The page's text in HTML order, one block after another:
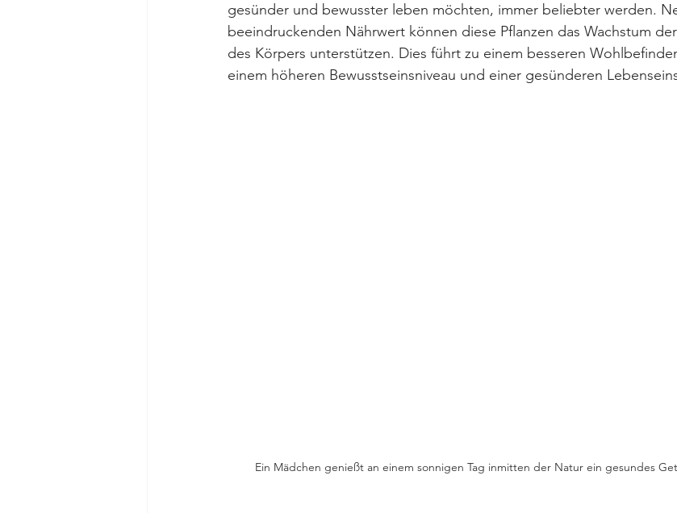
gesünder und bewusster leben möchten, immer beliebter werden.
beeindruckenden Nährwert können diese Pflanzen das Wachstum
des Körpers unterstützen. Dies führt zu einem besseren
einem höheren Bewusstseinsniveau und einer gesünderen
Ein Mädchen genießt an einem sonnigen Tag inmitten der Natur ein gesundes